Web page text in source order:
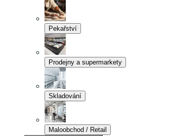
Pekařství
Prodejny a supermarkety
Skladování
Maloobchod / Retail